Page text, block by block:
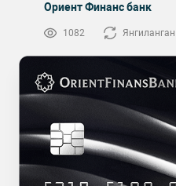
Ориент Финанс банк
1082